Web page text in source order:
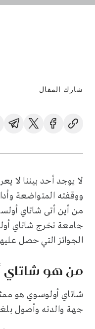
شارك المقال
لا يوجد أحد بيننا لا
من أين أتى شاتاي
جامعة تخرج شاتاي
الجوائز التي حصل
من هو شاتاي
جهة والدته وأصول